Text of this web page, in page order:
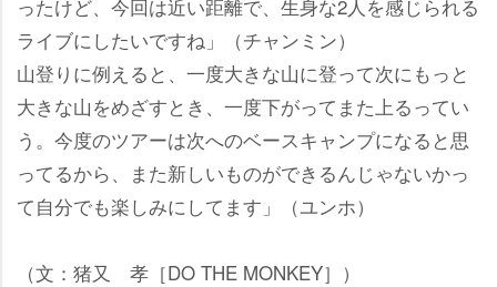
ったけど、今回は近い距離で、生身な2人を感じられる
ライブにしたいですね」（チャンミン）
山登りに例えると、一度大きな山に登って次にもっと
大きな山をめざすとき、一度下がってまた上るってい
う。今度のツアーは次へのベースキャンプになると思
ってるから、また新しいものができるんじゃないかっ
て自分でも楽しみにしてます」（ユンホ）
（文：猪又 孝［DO THE MONKEY］）